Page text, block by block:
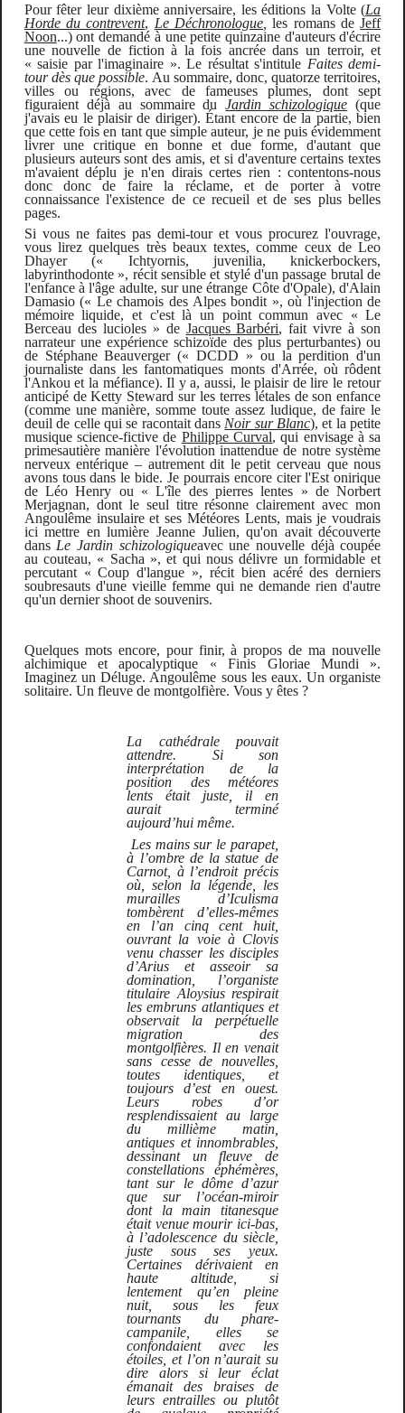
Pour fêter leur dixième anniversaire, les éditions la Volte (La
Horde du contrevent, Le Déchronologue ,les romans deJeff
Noon...) ont demandé à une petite quinzaine d'auteurs d'écrire
une nouvelle de fiction à la fois ancrée dans un terroir, et
« saisie par l'imaginaire ». Le résultat s'intitule Faites demi-
tour dès que possible. Au sommaire, donc, quatorze territoires,
villes ou régions, avec de fameuses plumes, dont sept
figuraient déjà au sommaire duJardin schizologique (que
j'avais eu le plaisir de diriger).Étant encore de la partie, bien
que cette fois en tant que simple auteur, je ne puis évidemment
livrer une critique en bonne et due forme, d'autant que
plusieurs auteurs sont des amis, et si d'aventure certains textes
m'avaient déplu je n'en diraiscertes rien :contentons-nous
donc donc de faire la réclame, et de porter à votre
connaissance l'existence de ce recueil et de ses plus belles
pages.
Si vous ne faites pas demi-tour et vous procurez l'ouvrage,
vous lirez quelques très beaux textes, comme ceux de Leo
Dhayer (« Ichtyornis, juvenilia, knickerbockers,
labyrinthodonte », récitsensible et stylé d'un passage brutal de
l'enfance à l'âge adulte, sur une étrange Côte d'Opale), d'Alain
Damasio (« Le chamois des Alpes bondit », où l'injection de
mémoire liquide,et c'est là un point commun avec « Le
Berceau des lucioles » de Jacques Barbéri, fait vivre à son
narrateur une expérience schizoïde des plus perturbantes)ou
de Stéphane Beauverger (« DCDD » ou la perdition d'un
journaliste dans les fantomatiques monts d'Arrée, où rôdent
l'Ankouet la méfiance). Il y a, aussi, le plaisir de lire le retour
anticipé de Ketty Steward sur les terres létales de son enfance
(comme une manière, somme toute assez ludique, de faire le
deuil de celle qui se racontait dans Noir sur Blanc),et la petite
musique science-fictive de Philippe Curval, qui envisage à sa
primesautière manière l'évolution inattendue de notre système
nerveux entérique – autrement dit le petit cerveau que nous
avons tous dans le bide. Je pourrais encore citer l'Est onirique
de Léo Henry ou « L'île des pierres lentes » de Norbert
Merjagnan, dont le seul titre résonne clairement avec mon
Angoulême insulaire et ses Météores Lents, mais je voudrais
ici mettre en lumière Jeanne Julien,qu'on avait découverte
dans Le Jardin schizologiqueavec une nouvelle déjà coupée
au couteau, « Sacha »,et qui nous délivre un formidable et
percutant « Coup d'langue », récit bien acéré des derniers
soubresauts d'une vieille femme qui ne demande rien d'autre
qu'un dernier shoot de souvenirs.
Quelques mots encore, pour finir, à propos dema nouvelle
alchimique et apocalyptique « Finis Gloriae Mundi ».
Imaginez un Déluge. Angoulême sous les eaux. Un organiste
solitaire. Un fleuve de montgolfière. Vous y êtes ?
La cathédrale pouvait
attendre. Si son
interprétation de la
position des météores
lents était juste, il en
aurait terminé
aujourd’hui même.
Les mains sur le parapet,
à l’ombre de la statue de
Carnot, à l’endroit précis
où, selon la légende, les
murailles d’Iculisma
tombèrent d’elles-mêmes
en l’an cinq cent huit,
ouvrant la voie à Clovis
venu chasser les disciples
d’Arius et asseoir sa
domination, l’organiste
titulaire Aloysius respirait
les embruns atlantiques et
observait la perpétuelle
migration des
montgolfières. Il en venait
sans cesse de nouvelles,
toutes identiques, et
toujours d’est en ouest.
Leurs robes d’or
resplendissaient au large
du millième matin,
antiques et innombrables,
dessinant un fleuve de
constellations éphémères,
tant sur le dôme d’azur
que sur l’océan-miroir
dont la main titanesque
était venue mourir ici-bas,
à l’adolescence du siècle,
juste sous ses yeux.
Certaines dérivaient en
haute altitude, si
lentement qu’en pleine
nuit, sous les feux
tournants du phare-
campanile, elles se
confondaient avec les
étoiles, et l’on n’aurait su
dire alors si leur éclat
émanait des braises de
leurs entrailles ou plutôt